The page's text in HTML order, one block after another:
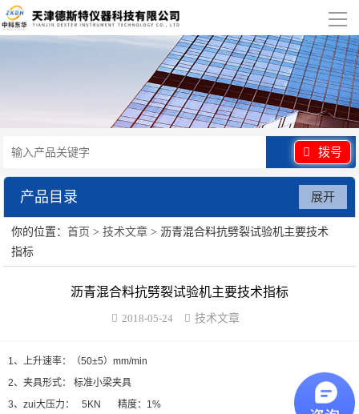
导
航
产品展示
行业应用
视频展示
拨号
产品目录
水泥砂浆类试验仪器
陶瓷砖系列
展开
你的位置：首页 >技术文章 > 沥青混合料抗劈裂试验机主要技术
指标
沥青混合料抗劈裂试验机主要技术指标
2018-05-24 技术文章
1、上升速率：（50±5）mm/min
2、夹具形式： 标准小梁夹具
3、zui大压力： 5KN 精度：1%